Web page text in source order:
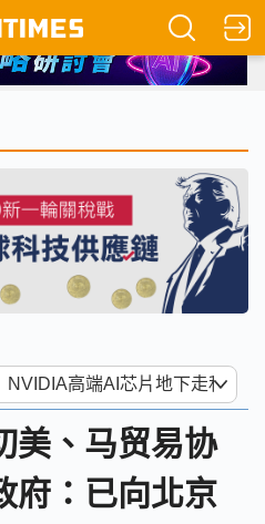
美、马贸易协
：已向北京